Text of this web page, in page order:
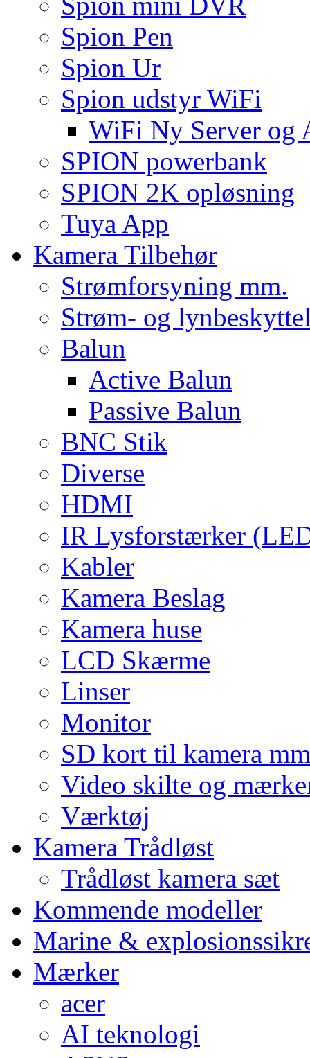
Spion Pen
Spion Ur
Spion udstyr WiFi
WiFi Ny Server og
SPION powerbank
SPION 2K opløsning
Tuya App
Kamera Tilbehør
Strømforsyning mm.
Strøm- og
Balun
Active Balun
Passive Balun
BNC Stik
Diverse
HDMI
IR Lysforstærker
Kabler
Kamera Beslag
Kamera huse
LCD Skærme
Linser
Monitor
SD kort til kamera mm
Video skilte og
Værktøj
Kamera Trådløst
Trådløst kamera sæt
Kommende modeller
Marine &
Mærker
acer
AI teknologi